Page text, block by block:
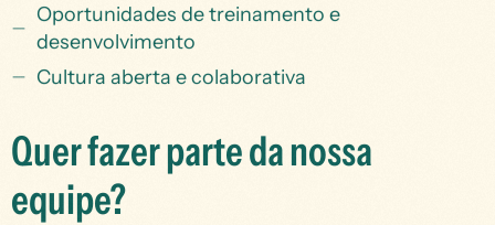
Oportunidades de treinamento e
desenvolvimento
Cultura aberta e colaborativa
Quer fazer parte da nossa
equipe?